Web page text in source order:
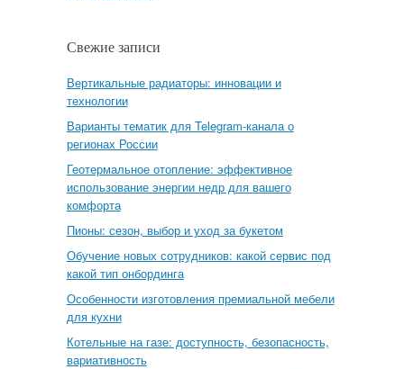
Свежие записи
Вертикальные радиаторы: инновации и
технологии
Варианты тематик для Telegram-канала о
регионах России
Геотермальное отопление: эффективное
использование энергии недр для вашего
комфорта
Пионы: сезон, выбор и уход за букетом
Обучение новых сотрудников: какой сервис под
какой тип онбординга
Особенности изготовления премиальной мебели
для кухни
Котельные на газе: доступность, безопасность,
вариативность